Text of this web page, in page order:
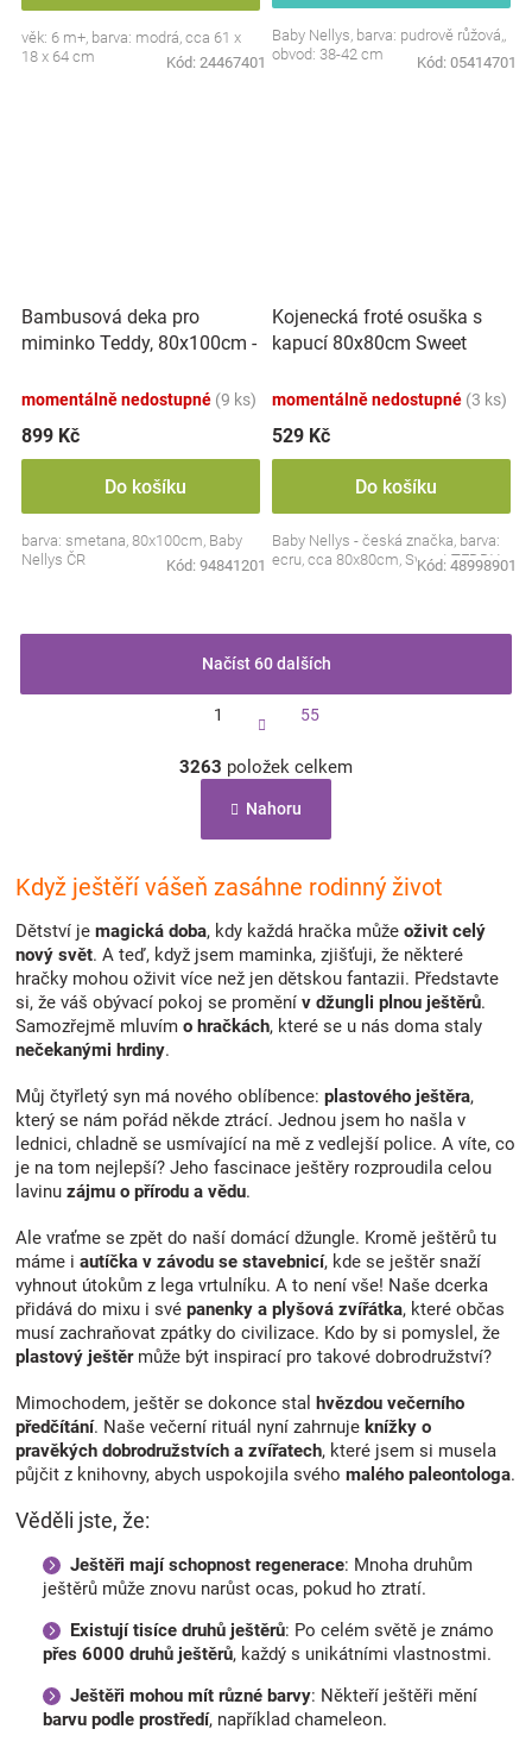
věk: 6 m+, barva: modrá, cca 61 x
18 x 64 cm
Kód: 24467401
Baby Nellys, barva: pudrově růžová,,
obvod: 38-42 cm
Kód: 05414701
Bambusová deka pro
miminko Teddy, 80x100cm -
momentálně nedostupné (9 ks)
899 Kč
Do košíku
barva: smetana, 80x100cm, Baby
Nellys ČR
Kód: 94841201
Kojenecká froté osuška s
kapucí 80x80cm Sweet
momentálně nedostupné (3 ks)
529 Kč
Do košíku
Baby Nellys - česká značka, barva:
ecru, cca 80x80cm, Sweet TEDDY
Kód: 48998901
v
á
d
c
í
p
r
v
k
y
v
p
i
s
u
Načíst 60 dalších
t
á
n
k
v
n
1 55
3263 položek celkem
Nahoru
Když ještěří vášeň zasáhne rodinný život
Dětství je magická doba, kdy každá hračka může oživit celý
nový svět. A teď, když jsem maminka, zjišťuji, že některé
hračky mohou oživit více než jen dětskou fantazii. Představte
si, že váš obývací pokoj se promění v džungli plnou ještěrů.
Samozřejmě mluvím o hračkách, které se u nás doma staly
nečekanými hrdiny.
Můj čtyřletý syn má nového oblíbence: plastového ještěra,
který se nám pořád někde ztrácí. Jednou jsem ho našla v
lednici, chladně se usmívající na mě z vedlejší police. A víte, co
je na tom nejlepší? Jeho fascinace ještěry rozproudila celou
lavinu zájmu o přírodu a vědu.
Ale vraťme se zpět do naší domácí džungle. Kromě ještěrů tu
máme i autíčka v závodu se stavebnicí, kde se ještěr snaží
vyhnout útokům z lega vrtulníku. A to není vše! Naše dcerka
přidává do mixu i své panenky a plyšová zvířátka, které občas
musí zachraňovat zpátky do civilizace. Kdo by si pomyslel, že
plastový ještěrmůže být inspirací pro takové dobrodružství?
Mimochodem, ještěr se dokonce stal hvězdou večerního
předčítání. Naše večerní rituál nyní zahrnuje knížky o
pravěkých dobrodružstvích a zvířatech, které jsem si musela
půjčit z knihovny, abych uspokojila svého malého paleontologa.
Věděli jste, že:
Ještěři mají schopnost regenerace: Mnoha druhům
ještěrů může znovu narůst ocas, pokud ho ztratí.
Existují tisíce druhů ještěrů: Po celém světě je známo
přes 6000 druhů ještěrů, každý s unikátními vlastnostmi.
Ještěři mohou mít různé barvy: Někteří ještěři mění
barvu podle prostředí, například chameleon.